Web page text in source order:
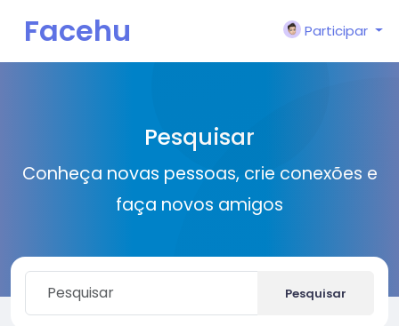
Facehu
Participar
Pesquisar
Conheça novas pessoas, crie conexões e
faça novos amigos
Pesquisar